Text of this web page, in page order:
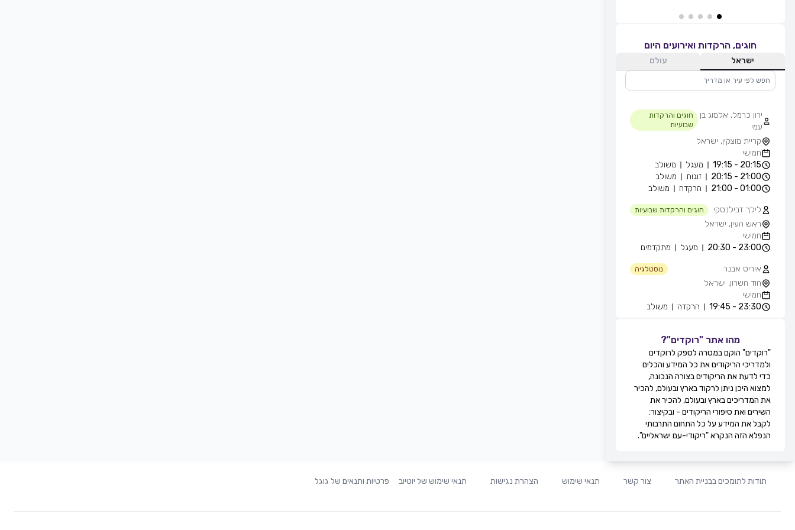
חוגים, הרקדות ואירועים היום
ישראל עולם
ירון כרמל, אלמוג בן
עמי
חוגים והרקדות
שבועיות
קריית מוצקין, ישראל
חמישי
20:15 - 19:15
מעגל
משולב
21:00 - 20:15
זוגות
משולב
01:00 - 21:00
הרקדה משולב
לילך דבילנסקי חוגים והרקדות שבועיות
ראש העין, ישראל
חמישי
23:00 - 20:30
מעגל מתקדמים
איריס אבנר נוסטלגיה
הוד השרון, ישראל
חמישי
23:30 - 19:45
הרקדה משולב
מועדון בריזה -גולדה, חולון, ישראל
חמישי
21:30 - 20:15
מעגל
מתקדמים
22:15 - 21:30
זוגות
מתקדמים
22:45 - 22:15
מעגל
מתקדמים
00:00 - 22:45
זוגות מתקדמים
גדי ביטון חוגים והרקדות שבועיות
20:00 - 20:00
הרקדה
בינוניים
מהו אתר "רוקדים"?
"רוקדים" הוקם במטרה לספק לרוקדים
ולמדריכי הריקודים את כל המידע והכלים
כדי לדעת את הריקודים בצורה הנכונה,
למצוא היכן ניתן לרקוד בארץ ובעולם, להכיר
את המדריכים בארץ ובעולם, להכיר את
השירים ואת סיפורי הריקודים - ובקיצור:
לקבל את המידע על כל התחום התרבותי
הנפלא הזה הנקרא "ריקודי-עם ישראליים".
תודות לתומכים בבניית האתר צור קשר תנאי שימוש הצהרת נגישות תנאי שימוש של יוטיוב פרטיות ותנאים של גוגל